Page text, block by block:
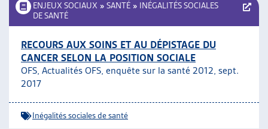
ENJEUX SOCIAUX » SANTÉ » INÉGALITÉS SOCIALES
DE SANTÉ
RECOURS AUX SOINS ET AU DÉPISTAGE DU
CANCER SELON LA POSITION SOCIALE
OFS, Actualités OFS, enquête sur la santé 2012, sept.
2017
Inégalités sociales de santé